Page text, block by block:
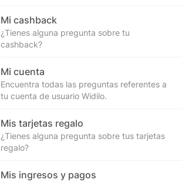
Mi cashback
¿Tienes alguna pregunta sobre tu
cashback?
Mi cuenta
Encuentra todas las preguntas referentes a
tu cuenta de usuario Widilo.
Mis tarjetas regalo
¿Tienes alguna pregunta sobre tus tarjetas
regalo?
Mis ingresos y pagos